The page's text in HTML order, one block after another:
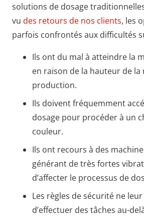
solutions de dosage
vu des retours de nos clients, les
parfois confrontés aux difficultés
Ils ont du mal à atteindre la
en raison de la hauteur de la
production.
Ils doivent fréquemment
dosage pour procéder à un
couleur.
Ils ont recours à des
générant de très fortes
d’affecter le processus de
Les règles de sécurité ne
d’effectuer des tâches au-